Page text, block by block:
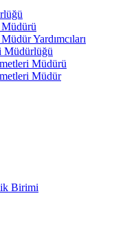
Yardımcıları
Müdürlüğü
Müdürü
Müdür
Birimi